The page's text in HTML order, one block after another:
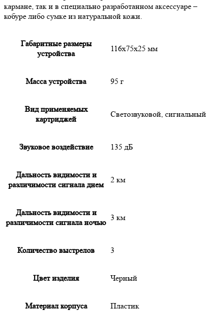
кармане, так и в специально разработанном аксессуаре –
кобуре либо сумке из натуральной кожи.
Габаритные размеры
устройства
116х75х25 мм
Масса устройства 95 г
Вид применяемых
картриджей
Светозвуковой, сигнальный
Звуковое воздействие 135 дБ
Дальность видимости и
различимости сигнала днем
2 км
Дальность видимости и
различимости сигнала ночью
3 км
Количество выстрелов 3
Цвет изделия Черный
Материал корпуса Пластик